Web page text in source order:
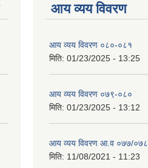
आय व्यय विवरण
आय व्यय विवरण ०८०-०८१
मिति: 01/23/2025 - 13:25
आय व्यय विवरण ०७९-०८०
मिति: 01/23/2025 - 13:12
आय व्यय विवरण आ.व ०७७/०७८
मिति: 11/08/2021 - 11:23